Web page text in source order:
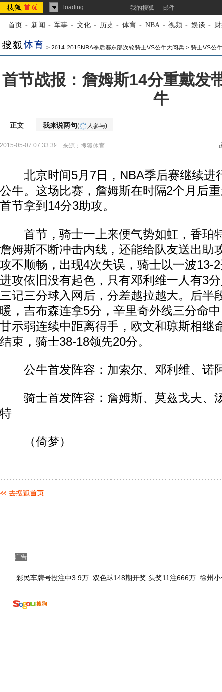
loading... 我的搜狐 邮件
首页 - 新闻 - 军事 - 文化 - 历史 - 体育 - NBA - 视频 - 娱谈 -
> 2014-2015NBA季后赛东部次轮骑士VS公牛大阅兵 > 骑士VS公
首节战报：詹姆斯14分重戴发
牛
正文 我来说两句( 人参与)
2015-05-07 07:33:39 来源： 搜狐体育
北京时间5月7日，NBA季后赛继续进
公牛。这场比赛，詹姆斯在时隔2个月后
首节拿到14分3助攻。
首节，骑士一上来便气势如虹，香珀
詹姆斯不断冲击内线，还能给队友送出助
攻不顺畅，出现4次失误，骑士以一波13-
进攻依旧没有起色，只有邓利维一人有3
三记三分球入网后，分差越拉越大。后半
暖，吉布森连拿5分，辛里奇外线三分命
甘示弱连续中距离得手，欧文和琼斯相继
结束，骑士38-18领先20分。
公牛首发阵容：加索尔、邓利维、诺
骑士首发阵容：詹姆斯、莫兹戈夫、
特
（倚梦）
广告
彩民车牌号投注中3.9万 双色球148期开奖:头奖11注666万 徐州